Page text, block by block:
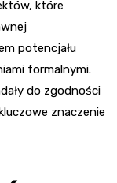
które
potencjału
formalnymi.
do zgodności
znaczenie